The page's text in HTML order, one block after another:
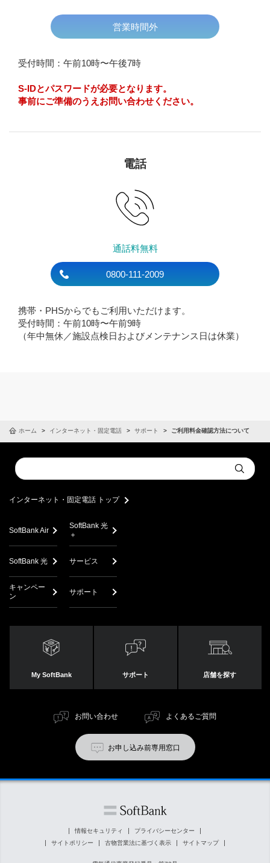
営業時間外
受付時間：午前10時〜午後7時
S-IDとパスワードが必要となります。
事前にご準備のうえお問い合わせください。
電話
通話料無料
0800-111-2009
携帯・PHSからでもご利用いただけます。
受付時間：午前10時〜午前9時
（年中無休／施設点検日およびメンテナンス日は休業）
ホーム インターネット・固定電話 サポート ご利用料金確認方法について
Conduct
a
Submit
インターネット・固定電話 トップ
SoftBank Air
SoftBank 光
＋
SoftBank 光 サービス
キャンペー
ン
サポート
My SoftBank サポート 店舗を探す
お問い合わせ よくあるご質問
お申し込み前専用窓口
情報セキュリティ
プライバシーセンター
サイトポリシー
古物営業法に基づく表示 サイトマップ